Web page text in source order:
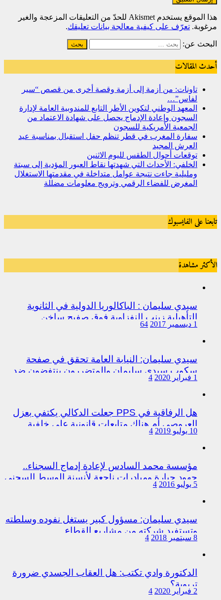
هذا الموقع يستخدم Akismet للحدّ من التعليقات المزعجة والغير
مرغوبة. تعرّف على كيفية معالجة بيانات تعليقك.
البحث عن:
أحدث المقالات
تاونات: من أزمة إلى أزمة وقصة أخرى من قصص “سير
لفاس”…
المعهد الوطني لتكوين الأطر التابع للمندوبية العامة لإدارة
السجون وإعادة الإدماج يحصل على شهادة الاعتماد من
الجمعية الأمريكية للسجون
سفارة المغرب في قطر تنظم حفل استقبال بمناسبة عيد
العرش المجيد
توقعات أحوال الطقس لليوم الاثنين
الخلفي: الأحداث التي شهدتها نقاط العبور المؤدية إلى سبتة
ومليلية جاءت نتيجة عوامل متداخلة في مقدمتها الاستغلال
المغرض للفضاء الرقمي وترويج معلومات مضللة
تابعنا على الفايسبوك
الأكثر مشاهدة
سيدي سليمان : الباكالوريا الدولية في الثانوية
التأهيلية زينب النفزاوية فوق صفيح ساخن
1 ديسمبر 2017 64
سيدي سليمان: النيابة العامة تحقق في صفحة
سكوب سيدي سليمان والمتضررون ينتفضون ضد
المتورطين من رجال الشرطة
1 فبراير 2020 4
هل الرفاقية في PPS جعلت الدكالي يكتفي بعزل
العروصي أم هناك متابعات قانونية على خلفية
اختلالات التسيير بمندوبية سيدي سليمان
10 يوليو 2019 4
مؤسسة محمد السادس لإعادة إدماج السجناء..
جهود جبارة ومبادرات ناجعة لأنسنة الوسط السجني
5 يوليو 2016 4
سيدي سليمان: مسؤول كبير يستغل نفوده وسلطته
وتستفيد شركته من مشاريع القطاع
8 سبتمبر 2018 4
الدكتورة وادي تكتب: هل العقاب الجسدي ضرورة
تربوية؟
2 فبراير 2020 4